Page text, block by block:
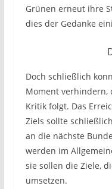
Grünen erneut ihre
dies der Gedanke
Doch schließlich
Moment verhindern,
Kritik folgt. Das
Ziels sollte
an die nächste
werden im
sie sollen die Ziele,
umsetzen.